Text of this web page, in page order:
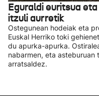
Eguraldi euritsua
itzuli aurretik
Ostegunean hodeiak eta
Euskal Herriko toki
du apurka-apurka.
nabarmen, eta
arratsaldez.